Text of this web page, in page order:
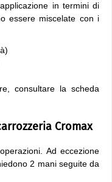
in termini di
essere miscelate con i
consultare la scheda
Cromax
Ad eccezione
2 mani seguite da